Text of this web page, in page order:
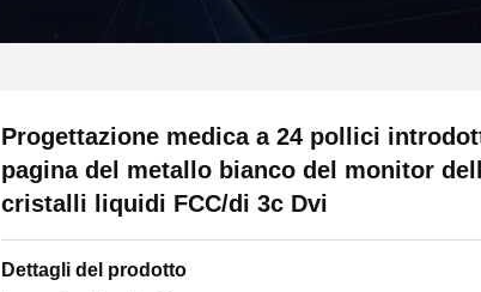
Progettazione medica a 24 pollici
pagina del metallo bianco del monitor
cristalli liquidi FCC/di 3c Dvi
Dettagli del prodotto